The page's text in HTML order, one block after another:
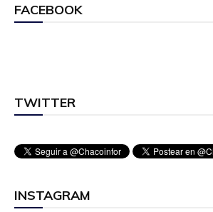
FACEBOOK
TWITTER
INSTAGRAM